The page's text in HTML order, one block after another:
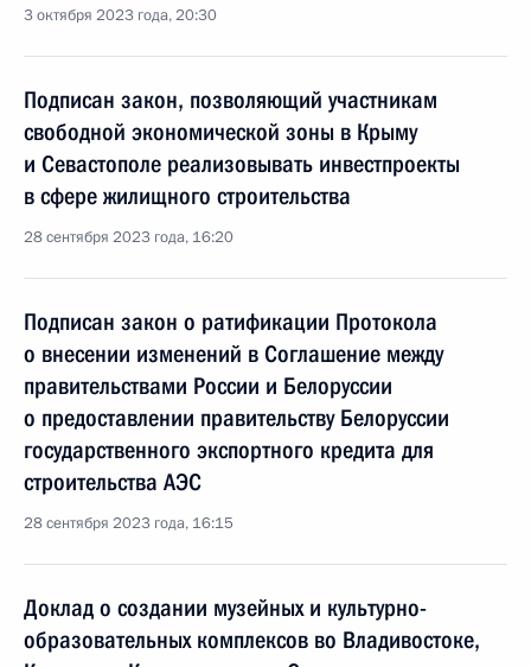
3 октября 2023 года, 20:30
Подписан закон, позволяющий участникам
свободной экономической зоны в Крыму
и Севастополе реализовывать инвестпроекты
в сфере жилищного строительства
28 сентября 2023 года, 16:20
Подписан закон о ратификации Протокола
о внесении изменений в Соглашение между
правительствами России и Белоруссии
о предоставлении правительству Белоруссии
государственного экспортного кредита для
строительства АЭС
28 сентября 2023 года, 16:15
Доклад о создании музейных и культурно-
образовательных комплексов во Владивостоке,